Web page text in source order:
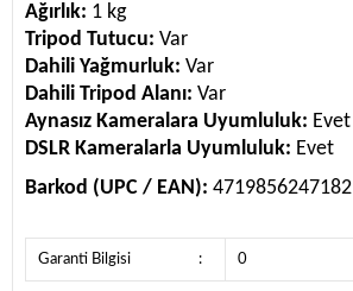
Ağırlık: 1 kg
Tripod Tutucu: Var
Dahili Yağmurluk: Var
Dahili Tripod Alanı: Var
Aynasız Kameralara Uyumluluk: Evet
DSLR Kameralarla Uyumluluk: Evet
Barkod (UPC / EAN): 4719856247182
Garanti Bilgisi : 0